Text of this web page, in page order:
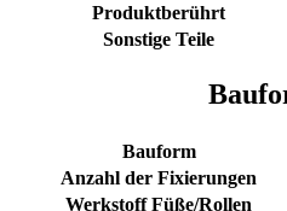
Produktberührt
Sonstige Teile
Bauform
Anzahl der Fixierungen
Werkstoff Füße/Rollen